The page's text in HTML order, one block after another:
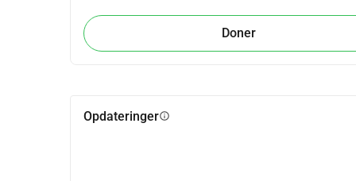
Doner
Opdateringerinfo